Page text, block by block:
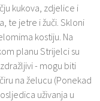
kukova, zdjelice i
te jetre i žuči. Skloni
kostiju. Na
planu Strijelci su
- mogu biti
na želucu (Ponekad
uživanja u